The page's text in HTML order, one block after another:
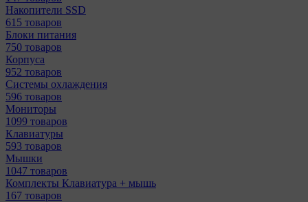
Накопители SSD
615 товаров
Блоки питания
750 товаров
Корпуса
952 товаров
Системы охлаждения
596 товаров
Мониторы
1099 товаров
Клавиатуры
593 товаров
Мышки
1047 товаров
Комплекты Клавиатура + мышь
167 товаров